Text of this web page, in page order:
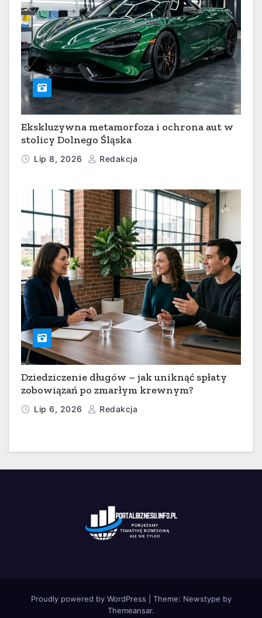
Ekskluzywna metamorfoza i ochrona aut w
stolicy Dolnego Śląska
Lip 8, 2026 Redakcja
Dziedziczenie długów – jak uniknąć spłaty
zobowiązań po zmarłym krewnym?
Lip 6, 2026 Redakcja
Proudly powered by WordPress Theme: Newstype by
Themeansar.